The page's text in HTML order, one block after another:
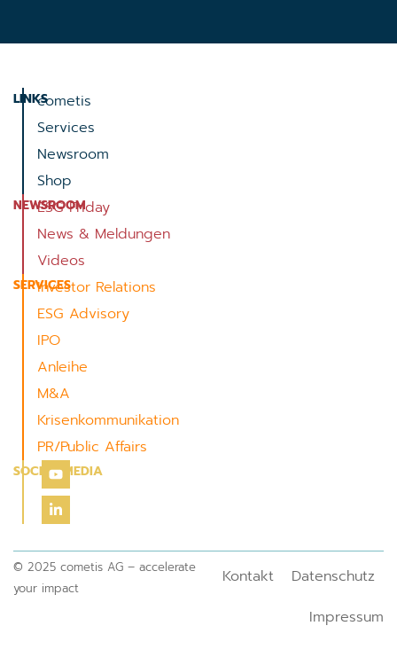
LINKScometis
Services
Newsroom
Shop
NEWSROOM
ESG Friday
News & Meldungen
Videos
SERVICES
Investor Relations
ESG Advisory
IPO
Anleihe
M&A
Krisenkommunikation
PR/Public Affairs
SOCIAL MEDIA
© 2025 cometis AG – accelerate
your impact
Kontakt
Datenschutz
Impressum